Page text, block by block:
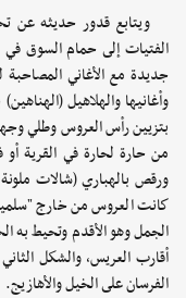
ويتابع قدور حديثه عن
الفتيات إلى حمام السوق
جديدة مع الأغاني
وأغانيها والهلاهيل
بتزيين رأس العروس وطلي
من حارة لحارة في القرية
ورقص بالهباري (شالات
كانت العروس من خارج
الجمل وهو الأقدم وتحيط به
أقارب العريس، والشكل
الفرسان على الخيل والأهازيج.